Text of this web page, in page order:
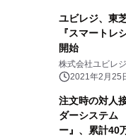
ユビレジ、東
『スマートレ
開始
株式会社ユビレジ
2021年2月25
注文時の対人
ダーシステム
ー』、累計40